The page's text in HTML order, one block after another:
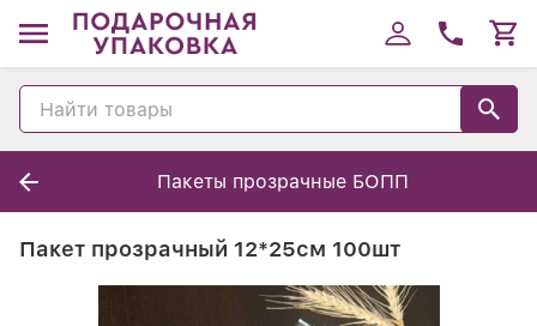
Пакеты прозрачные БОПП
Пакет прозрачный 12*25см 100шт